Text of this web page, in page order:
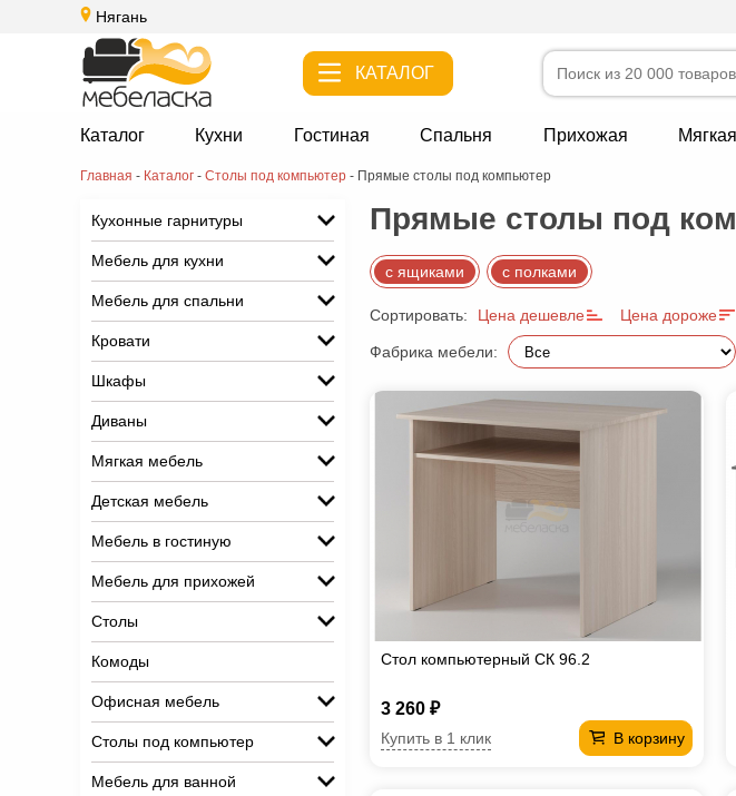
Нягань
КАТАЛОГ
Каталог Кухни Гостиная Спальня Прихожая
Главная - Каталог - Столы под компьютер - Прямые столы под компьютер
Кухонные гарнитуры
Мебель для кухни
Мебель для спальни
Кровати
Шкафы
Диваны
Мягкая мебель
Детская мебель
Мебель в гостиную
Мебель для прихожей
Столы
Комоды
Офисная мебель
Столы под компьютер
Мебель для ванной
Прямые столы под
с ящиками с полками
Сортировать: Цена дешевле Цена дороже
Фабрика мебели:
Стол компьютерный СК 96.2
3 260 ₽
В корзину
Купить в 1 клик